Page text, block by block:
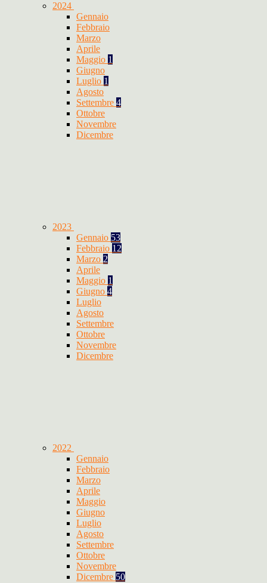
2024
Gennaio
Febbraio
Marzo
Aprile
Maggio 1
Giugno
Luglio 1
Agosto
Settembre 4
Ottobre
Novembre
Dicembre
2023
Gennaio 53
Febbraio 12
Marzo 2
Aprile
Maggio 1
Giugno 4
Luglio
Agosto
Settembre
Ottobre
Novembre
Dicembre
2022
Gennaio
Febbraio
Marzo
Aprile
Maggio
Giugno
Luglio
Agosto
Settembre
Ottobre
Novembre
Dicembre 50